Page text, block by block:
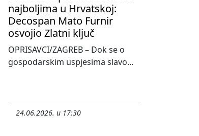
najboljima u Hrvatskoj:
Decospan Mato Furnir
osvojio Zlatni ključ
OPRISAVCI/ZAGREB – Dok se o
gospodarskim uspjesima slavo...
24.06.2026. u 17:30